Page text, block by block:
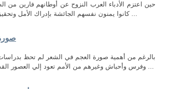
حين اعتزم الأدباء العرب النزوح عن أوطانهم فارين من
كانوا يمنون نفسهم الجائشة بإدراك الأمل وتحقيق الأحلام ولم يكن يدور في خلدهم قط أن اللقمة هناك جاثمة في فم ...
بالرغم من أهمية صورة العجم في الشعر لم تحظ
وفرس وأحباش وغيرهم من الأمم تعود إلي العصور القديمة ،ولهذا أردت في بحثي هذا أن أبيِّن مفهوم العجم وموقف العربي ...